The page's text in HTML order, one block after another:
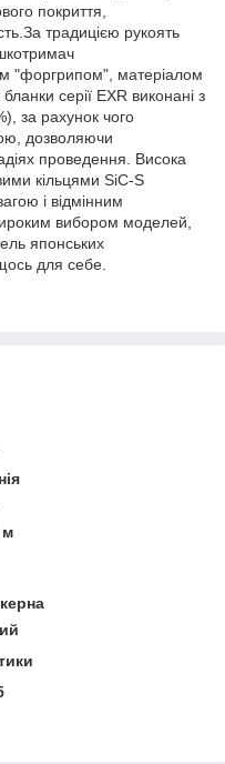
покриття,
традицією рукоять
"форгрипом", матеріалом
серії EXR виконані з
за рахунок чого
дозволяючи
проведення. Висока
кільцями SiC-S
і відмінним
вибором моделей,
японських
для себе.
м